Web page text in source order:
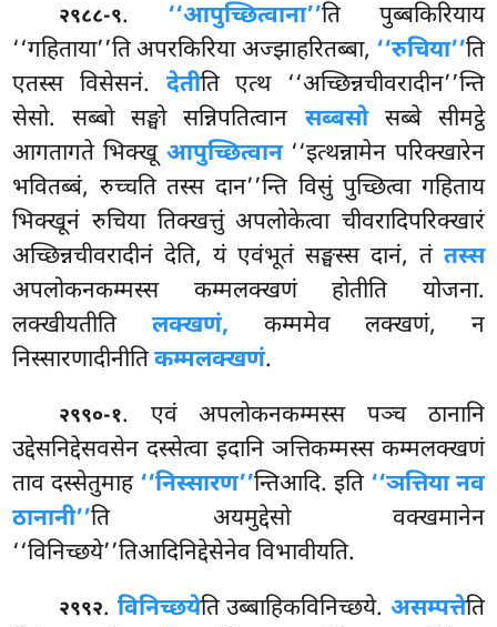
२९८८-९. ‘‘आपुच्छित्वाना’’ति पुब्बकिरियाय
‘‘गहिताया’’ति अपरकिरिया अज्झाहरितब्बा, ‘‘रुचिया’’ति
एतस्स विसेसनं. देतीति एत्थ ‘‘अच्छिन्नचीवरादीन’’न्ति
सेसो. सब्बो सङ्घो सन्निपतित्वान सब्बसोसब्बे सीमट्ठे
आगतागते भिक्खू आपुच्छित्वान‘‘इत्थन्नामेन परिक्खारेन
भवितब्बं, रुच्चति तस्स दान’’न्ति विसुं पुच्छित्वा गहिताय
भिक्खूनं रुचिया तिक्खत्तुं अपलोकेत्वा चीवरादिपरिक्खारं
अच्छिन्नचीवरादीनं देति, यं एवंभूतं सङ्घस्स दानं, तं तस्स
अपलोकनकम्मस्स कम्मलक्खणं होतीति योजना.
लक्खीयतीति लक्खणं, कम्ममेव लक्खणं, न
निस्सारणादीनीतिकम्मलक्खणं.
२९९०-१. एवं अपलोकनकम्मस्स पञ्च ठानानि
उद्देसनिद्देसवसेन दस्सेत्वा इदानि ञत्तिकम्मस्स कम्मलक्खणं
ताव दस्सेतुमाह ‘‘निस्सारण’’न्तिआदि. इति ‘‘ञत्तिया नव
ठानानी’’ति अयमुद्देसो वक्खमानेन
‘‘विनिच्छये’’तिआदिनिद्देसेनेव विभावीयति.
२९९२. विनिच्छयेति उब्बाहिकविनिच्छये. असम्पत्तेति